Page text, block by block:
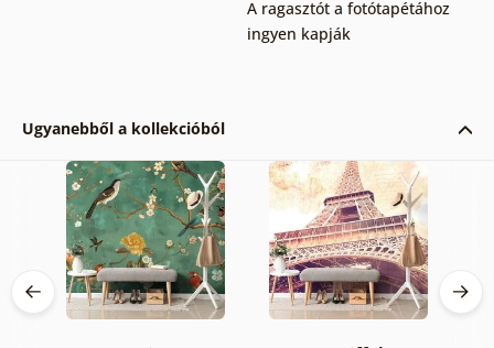
A ragasztót a fotótapétához
ingyen kapják
Ugyanebből a kollekcióból